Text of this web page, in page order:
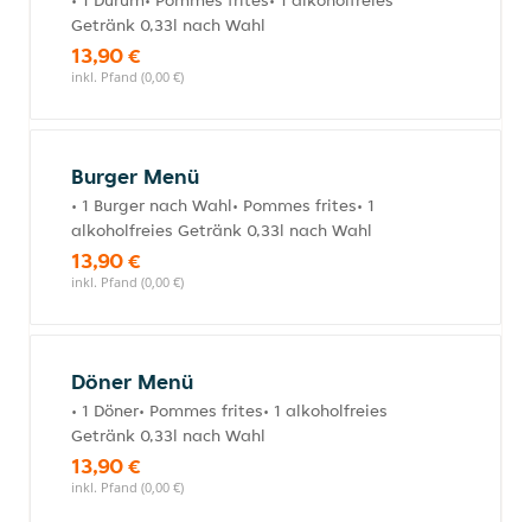
Getränk 0,33l nach Wahl
13,90 €
inkl. Pfand (0,00 €)
Burger Menü
• 1 Burger nach Wahl• Pommes frites• 1
alkoholfreies Getränk 0,33l nach Wahl
13,90 €
inkl. Pfand (0,00 €)
Döner Menü
• 1 Döner• Pommes frites• 1 alkoholfreies
Getränk 0,33l nach Wahl
13,90 €
inkl. Pfand (0,00 €)